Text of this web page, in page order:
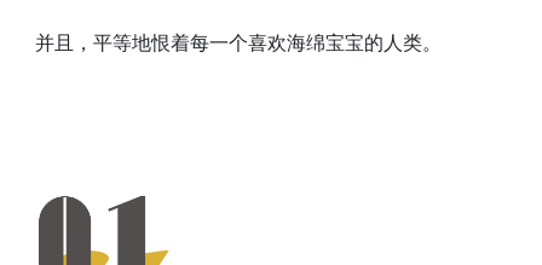
并且，平等地恨着每一个喜欢海绵宝宝的人类。